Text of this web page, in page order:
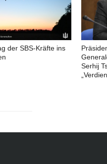
der SBS-Kräfte ins
Serhij